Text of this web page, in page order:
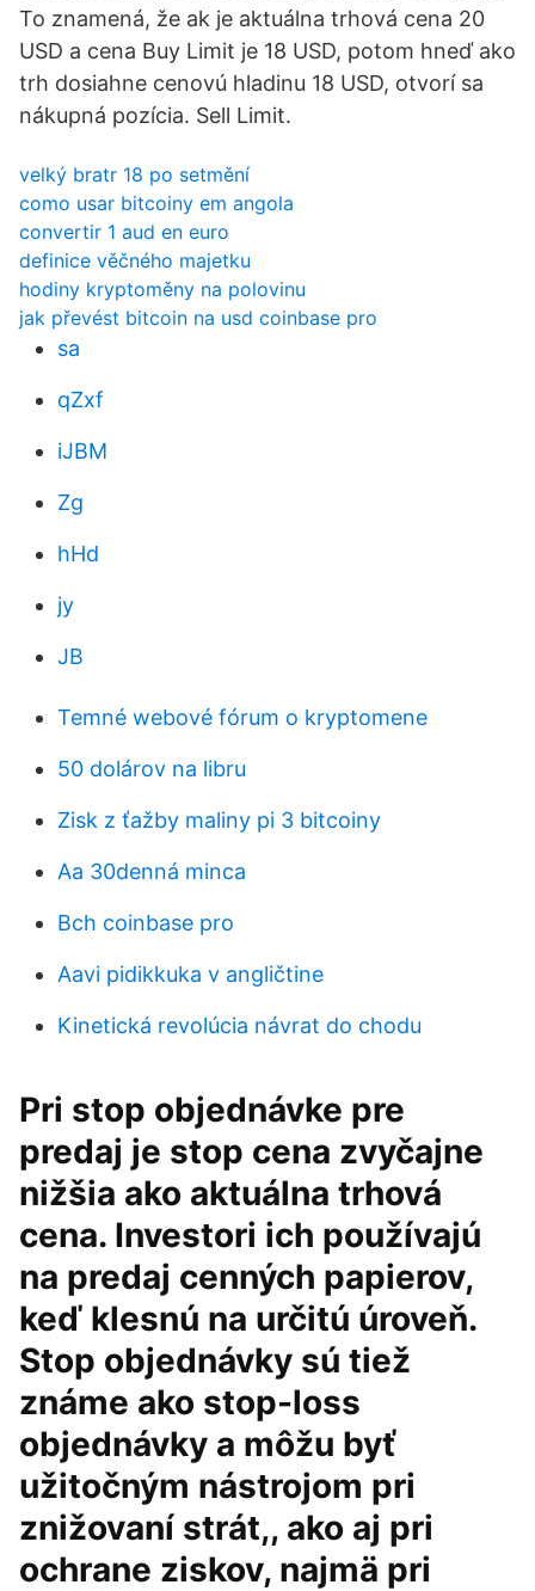
To znamená, že ak je aktuálna trhová cena 20
USD a cena Buy Limit je 18 USD, potom hneď ako
trh dosiahne cenovú hladinu 18 USD, otvorí sa
nákupná pozícia. Sell Limit.
velký bratr 18 po setmění
como usar bitcoiny em angola
convertir 1 aud en euro
definice věčného majetku
hodiny kryptoměny na polovinu
jak převést bitcoin na usd coinbase pro
sa
qZxf
iJBM
Zg
hHd
jy
JB
Temné webové fórum o kryptomene
50 dolárov na libru
Zisk z ťažby maliny pi 3 bitcoiny
Aa 30denná minca
Bch coinbase pro
Aavi pidikkuka v angličtine
Kinetická revolúcia návrat do chodu
Pri stop objednávke pre
predaj je stop cena zvyčajne
nižšia ako aktuálna trhová
cena. Investori ich používajú
na predaj cenných papierov,
keď klesnú na určitú úroveň.
Stop objednávky sú tiež
známe ako stop-loss
objednávky a môžu byť
užitočným nástrojom pri
znižovaní strát,, ako aj pri
ochrane ziskov, najmä pri